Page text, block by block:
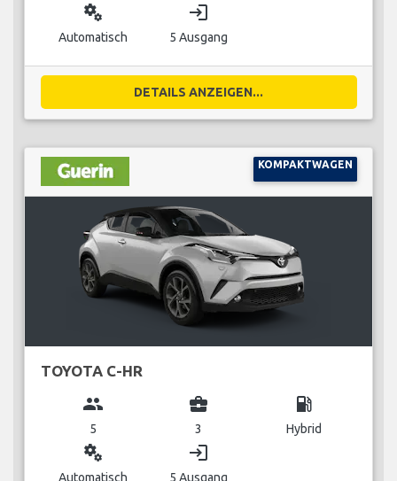
miscellaneous_services
Automatisch
login
5 Ausgang
DETAILS ANZEIGEN...
KOMPAKTWAGEN
TOYOTA C-HR
group
5
business_center
3
local_gas_station
Hybrid
miscellaneous_services
Automatisch
login
5 Ausgang